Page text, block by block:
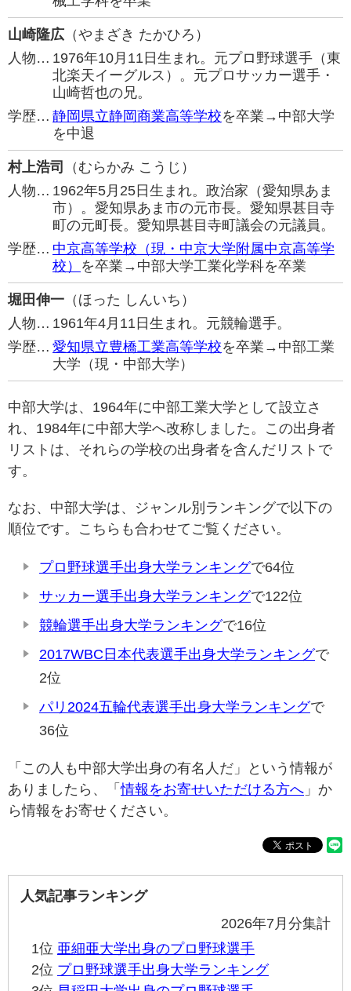
山崎隆広 （やまざき たかひろ）
人物… 1976年10月11日生まれ。元プロ野球選手（東
北楽天イーグルス）。元プロサッカー選手・
山崎哲也の兄。
学歴… 静岡県立静岡商業高等学校を卒業→中部大学
を中退
村上浩司
（むらかみ こうじ）
人物… 1962年5月25日生まれ。政治家（愛知県あま
市）。愛知県あま市の元市長。愛知県甚目寺
町の元町長。愛知県甚目寺町議会の元議員。
学歴… 中京高等学校（現・中京大学附属中京高等学
校） を卒業→中部大学工業化学科を卒業
堀田伸一 （ほった しんいち）
人物… 1961年4月11日生まれ。元競輪選手。
学歴… 愛知県立豊橋工業高等学校を卒業→中部工業
大学（現・中部大学）
中部大学は、1964年に中部工業大学として設立さ
れ、1984年に中部大学へ改称しました。この出身者
リストは、それらの学校の出身者を含んだリストで
す。
なお、中部大学は、ジャンル別ランキングで以下の
順位です。こちらも合わせてご覧ください。
プロ野球選手出身大学ランキングで64位
サッカー選手出身大学ランキングで122位
競輪選手出身大学ランキングで16位
2017WBC日本代表選手出身大学ランキングで
2位
パリ2024五輪代表選手出身大学ランキングで
36位
「この人も中部大学出身の有名人だ」という情報が
ありましたら、「情報をお寄せいただける方へ 」か
ら情報をお寄せください。
人気記事ランキング
2026年7月分集計
1位 亜細亜大学出身のプロ野球選手
2位 プロ野球選手出身大学ランキング